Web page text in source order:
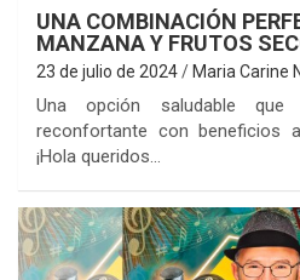
UNA COMBINACIÓN
MANZANA Y FRUTOS
23 de julio de 2024 Maria Carine
Una opción saludable que
reconfortante con beneficios
¡Hola queridos…